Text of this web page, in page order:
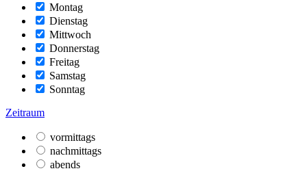
Montag
Dienstag
Mittwoch
Donnerstag
Freitag
Samstag
Sonntag
Zeitraum
vormittags
nachmittags
abends